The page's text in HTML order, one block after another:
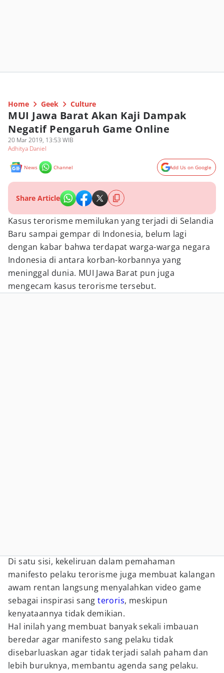
Home Geek Culture
MUI Jawa Barat Akan Kaji Dampak
Negatif Pengaruh Game Online
20 Mar 2019, 13:53 WIB
Adhitya Daniel
News Channel Add Us on Google
Share Article
Kasus terorisme memilukan yang terjadi di Selandia
Baru sampai gempar di Indonesia, belum lagi
dengan kabar bahwa terdapat warga-warga negara
Indonesia di antara korban-korbannya yang
meninggal dunia. MUI Jawa Barat pun juga
mengecam kasus terorisme tersebut.
Di satu sisi, kekeliruan dalam pemahaman
manifesto pelaku terorisme juga membuat kalangan
awam rentan langsung menyalahkan video game
sebagai inspirasi sangteroris, meskipun
kenyataannya tidak demikian.
Hal inilah yang membuat banyak sekali imbauan
beredar agar manifesto sang pelaku tidak
disebarluaskan agar tidak terjadi salah paham dan
lebih buruknya, membantu agenda sang pelaku.